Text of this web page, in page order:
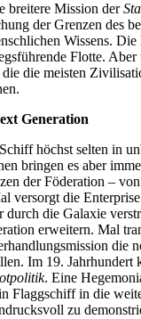
breitere Mission der
der Grenzen des
Wissens.
Flotte. Aber
die meisten
Generation
höchst selten in
bringen es aber
der Föderation – von
versorgt die
durch die Galaxie
erweitern. Mal
die
Im 19. Jahrhundert
. Eine
Flaggschiff in die
zu